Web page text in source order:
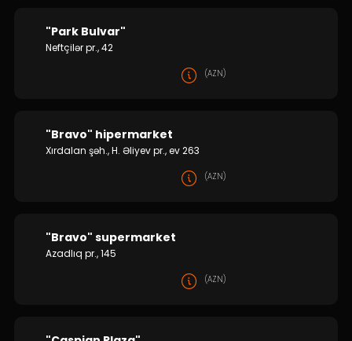
"Park Bulvar"
Neftçilər pr., 42
(AZN)
"Bravo" hipermarket
Xırdalan şəh., H. Əliyev pr., ev 263
(AZN)
"Bravo" supermarket
Azadlıq pr., 145
(AZN)